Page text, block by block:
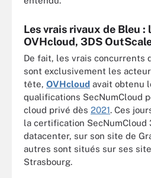
Les vrais rivaux de Bleu :
OVHcloud, 3DS
De fait, les vrais concurrents
sont exclusivement les
tête, OVHcloud avait obtenu
qualifications SecNumCloud
cloud privé dès 2021. Ces
la certification SecNumCloud
datacenter, sur son site de
autres sont situés sur ses
Strasbourg.